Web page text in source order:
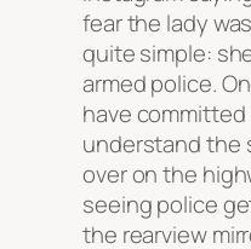
fear the lady
quite simple:
armed police.
have committed
understand the
over on the
seeing police
the rearview